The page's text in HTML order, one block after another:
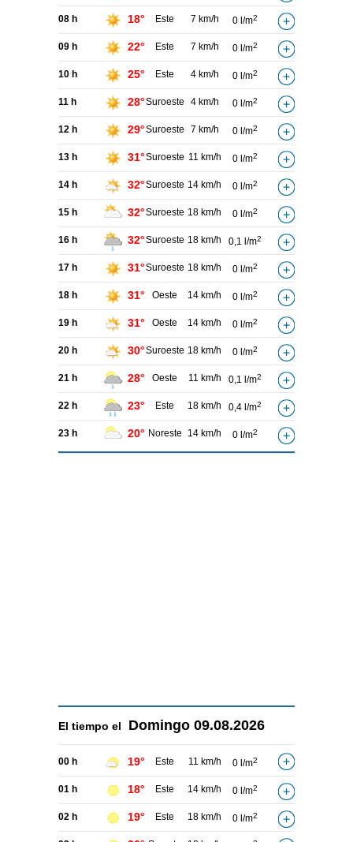
08 h 18° Este 7 km/h 0 l/m2
09 h 22° Este 7 km/h 0 l/m2
10 h 25° Este 4 km/h 0 l/m2
11 h 28°Suroeste 4 km/h 0 l/m2
12 h 29°Suroeste 7 km/h 0 l/m2
13 h 31°Suroeste 11 km/h 0 l/m2
14 h 32°Suroeste 14 km/h 0 l/m2
15 h 32°Suroeste 18 km/h 0 l/m2
16 h 32°Suroeste 18 km/h 0,1 l/m2
17 h 31°Suroeste 18 km/h 0 l/m2
18 h 31° Oeste 14 km/h 0 l/m2
19 h 31° Oeste 14 km/h 0 l/m2
20 h 30°Suroeste 18 km/h 0 l/m2
21 h 28° Oeste 11 km/h 0,1 l/m2
22 h 23° Este 18 km/h 0,4 l/m2
23 h 20° Noreste 14 km/h 0 l/m2
El tiempo el Domingo 09.08.2026
00 h 19° Este 11 km/h 0 l/m2
01 h 18° Este 14 km/h 0 l/m2
02 h 19° Este 18 km/h 0 l/m2